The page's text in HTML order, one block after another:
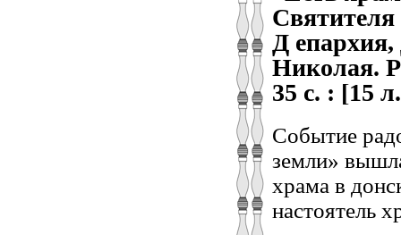
Святителя
Д епархия,
Николая.
35 с. : [15
Событие
земли»
храма в
настоятель